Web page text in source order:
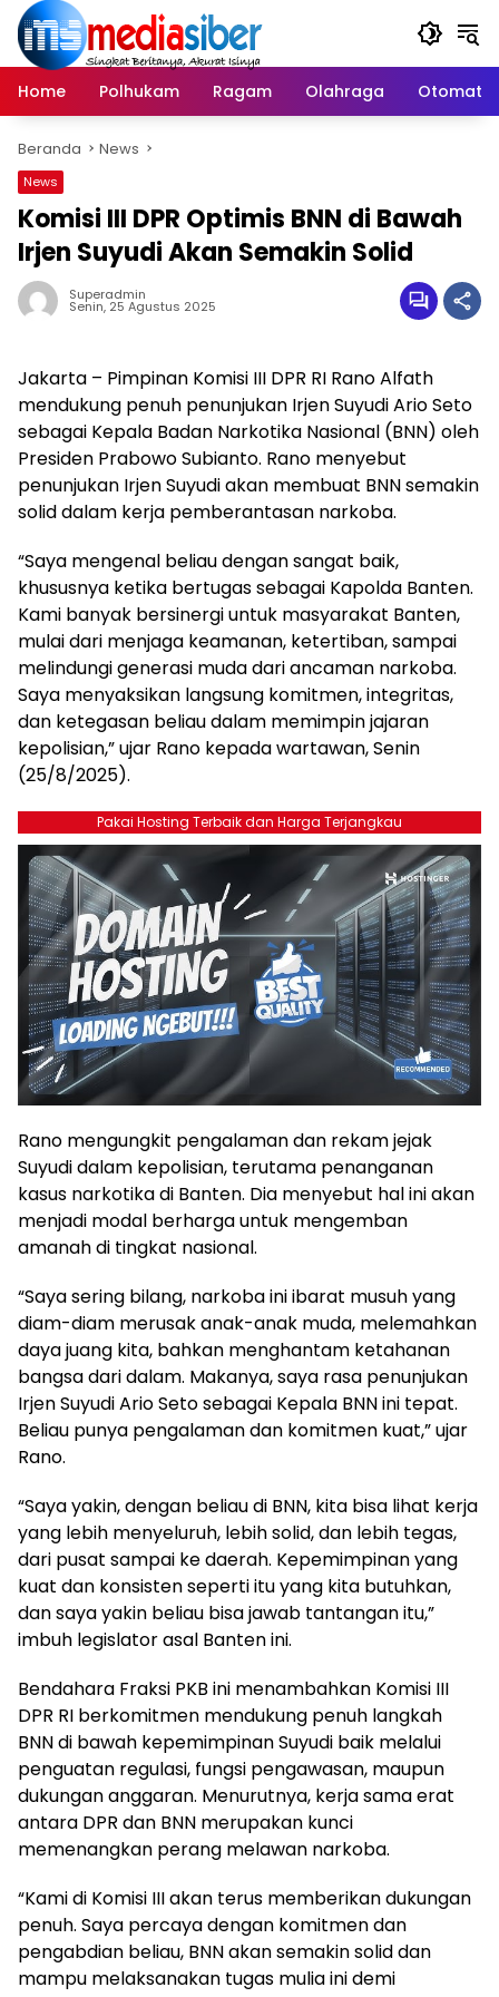
Langsung
konten
Home
Polhukam Ragam Olahraga Otomatif
Beranda News
News
Komisi III DPR Optimis BNN di Bawah
Irjen Suyudi Akan Semakin Solid
Superadmin
Senin, 25 Agustus 2025
Jakarta – Pimpinan Komisi III DPR RI Rano Alfath
mendukung penuh penunjukan Irjen Suyudi Ario Seto
sebagai Kepala Badan Narkotika Nasional (BNN) oleh
Presiden Prabowo Subianto. Rano menyebut
penunjukan Irjen Suyudi akan membuat BNN semakin
solid dalam kerja pemberantasan narkoba.
“Saya mengenal beliau dengan sangat baik,
khususnya ketika bertugas sebagai Kapolda Banten.
Kami banyak bersinergi untuk masyarakat Banten,
mulai dari menjaga keamanan, ketertiban, sampai
melindungi generasi muda dari ancaman narkoba.
Saya menyaksikan langsung komitmen, integritas,
dan ketegasan beliau dalam memimpin jajaran
kepolisian,” ujar Rano kepada wartawan, Senin
(25/8/2025).
Pakai Hosting Terbaik dan Harga Terjangkau
Rano mengungkit pengalaman dan rekam jejak
Suyudi dalam kepolisian, terutama penanganan
kasus narkotika di Banten. Dia menyebut hal ini akan
menjadi modal berharga untuk mengemban
amanah di tingkat nasional.
“Saya sering bilang, narkoba ini ibarat musuh yang
diam-diam merusak anak-anak muda, melemahkan
daya juang kita, bahkan menghantam ketahanan
bangsa dari dalam. Makanya, saya rasa penunjukan
Irjen Suyudi Ario Seto sebagai Kepala BNN ini tepat.
Beliau punya pengalaman dan komitmen kuat,” ujar
Rano.
“Saya yakin, dengan beliau di BNN, kita bisa lihat kerja
yang lebih menyeluruh, lebih solid, dan lebih tegas,
dari pusat sampai ke daerah. Kepemimpinan yang
kuat dan konsisten seperti itu yang kita butuhkan,
dan saya yakin beliau bisa jawab tantangan itu,”
imbuh legislator asal Banten ini.
Bendahara Fraksi PKB ini menambahkan Komisi III
DPR RI berkomitmen mendukung penuh langkah
BNN di bawah kepemimpinan Suyudi baik melalui
penguatan regulasi, fungsi pengawasan, maupun
dukungan anggaran. Menurutnya, kerja sama erat
antara DPR dan BNN merupakan kunci
memenangkan perang melawan narkoba.
“Kami di Komisi III akan terus memberikan dukungan
penuh. Saya percaya dengan komitmen dan
pengabdian beliau, BNN akan semakin solid dan
mampu melaksanakan tugas mulia ini demi